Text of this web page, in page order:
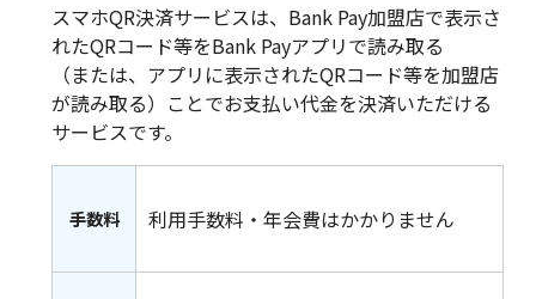
企業・IR情報
スマホQR決済サービスは、Bank Pay加盟店で表示さ
れたQRコード等をBank Payアプリで読み取る
（または、アプリに表示されたQRコード等を加盟店
が読み取る）ことでお支払い代金を決済いただける
サービスです。
手数料 利用手数料・年会費はかかりません